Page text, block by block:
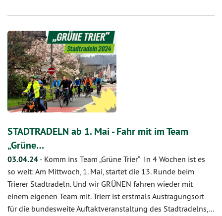
STADTRADELN ab 1. Mai - Fahr mit im Team
„Grüne…
03.04.24 - Komm ins Team „Grüne Trier“ In 4 Wochen ist es
so weit: Am Mittwoch, 1. Mai, startet die 13. Runde beim
Trierer Stadtradeln. Und wir GRÜNEN fahren wieder mit
einem eigenen Team mit. Trierr ist erstmals Austragungsort
für die bundesweite Auftaktveranstaltung des Stadtradelns,…